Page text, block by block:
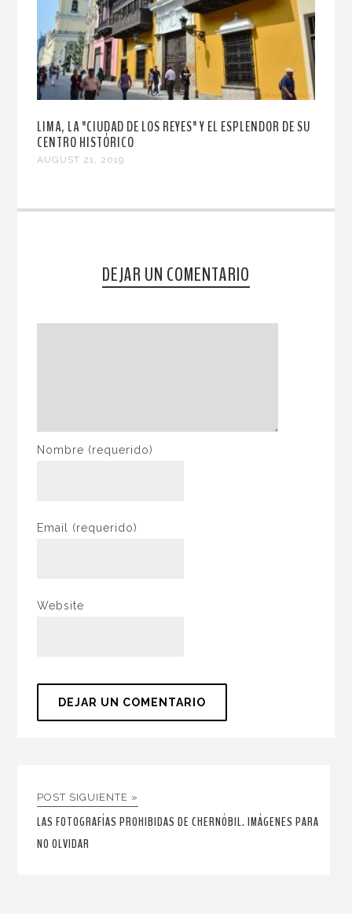
LIMA, LA "CIUDAD DE LOS REYES" Y EL ESPLENDOR DE SU
CENTRO HISTÓRICO
AUGUST 21, 2019
DEJAR UN COMENTARIO
Nombre (requerido)
Email (requerido)
Website
POST SIGUIENTE »
LAS FOTOGRAFÍAS PROHIBIDAS DE CHERNÓBIL. IMÁGENES PARA
NO OLVIDAR